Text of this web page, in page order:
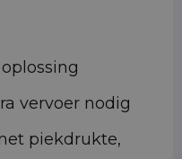
vervoer nodig
piekdrukte,